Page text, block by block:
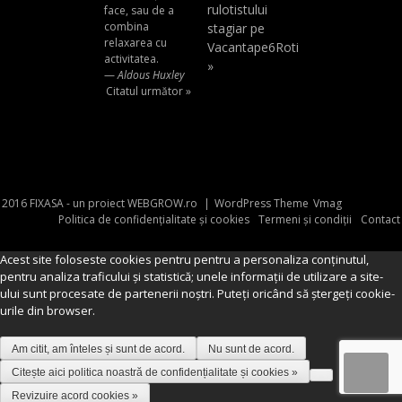
face, sau de a
combina
relaxarea cu
activitatea.
—Aldous Huxley
Citatul următor »
rulotistului
stagiar pe
Vacantape6Roti
»
2016 FIXASA - un proiect WEBGROW.ro | WordPress Theme Vmag
Politica de confidențialitate și cookies Termeni și condiții Contact
Acest site foloseste cookies pentru pentru a personaliza conținutul,
pentru analiza traficului și statistică; unele informații de utilizare a site-
ului sunt procesate de partenerii noștri. Puteți oricând să ștergeți cookie-
urile din browser.
Am citit, am înteles și sunt de acord.
Nu sunt de acord.
Citește aici politica noastră de confidențialitate și cookies »
Revizuire acord cookies »